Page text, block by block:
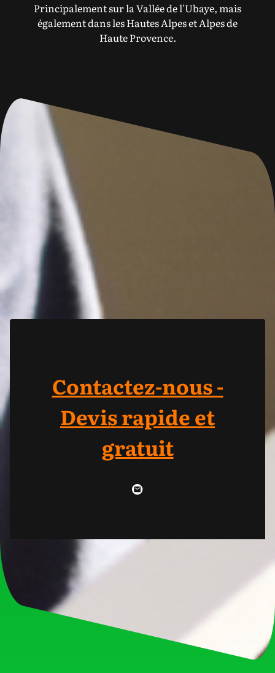
Principalement sur la Vallée de l'Ubaye, mais
également dans les Hautes Alpes et Alpes de
Haute Provence.
Contactez-nous -
Devis rapide et
gratuit